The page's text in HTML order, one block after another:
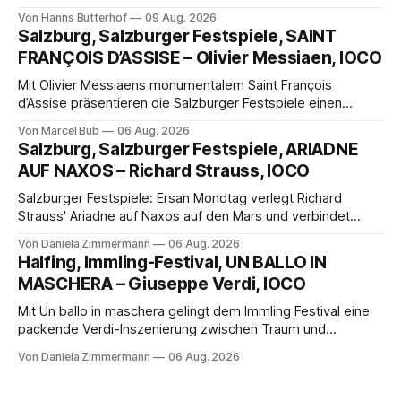
Münster der Vorhang zur neuen Show Circus hebt, erkundet
wohl auch eine junge Frau, wie es ist, wenn der Zirkus ins
Varieté kommt.
Von Hanns Butterhof 09 Aug. 2026
Salzburg, Salzburger Festspiele, SAINT
FRANÇOIS D’ASSISE – Olivier Messiaen, IOCO
Mit Olivier Messiaens monumentalem Saint François
d’Assise präsentieren die Salzburger Festspiele einen
eine bildgewaltige Inszenierung, Maxime Pascal entfaltet
die komplexe Partitur eindrucksvoll, Philippe Sly berührt als
Franziskus.
Von Marcel Bub 06 Aug. 2026
Salzburg, Salzburger Festspiele, ARIADNE
AUF NAXOS – Richard Strauss, IOCO
Salzburger Festspiele: Ersan Mondtag verlegt Richard
Strauss' Ariadne auf Naxos auf den Mars und verbindet
Aufführung mit starken Solisten und den Wiener
Philharmonikern, szenisch bleibt der zweite Akt jedoch
hinter den Erwartungen zurück.
Von Daniela Zimmermann 06 Aug. 2026
Halfing, Immling-Festival, UN BALLO IN
MASCHERA – Giuseppe Verdi, IOCO
Mit Un ballo in maschera gelingt dem Immling Festival eine
packende Verdi-Inszenierung zwischen Traum und
psychologische Tiefe mit starken Bildern, getragen von
Von Daniela Zimmermann 06 Aug. 2026